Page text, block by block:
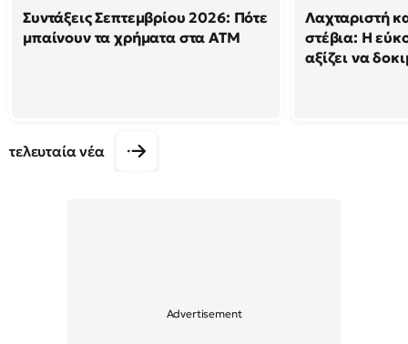
Συντάξεις Σεπτεμβρίου 2026: Πότε
μπαίνουν τα χρήματα στα ΑΤΜ
Λαχταριστή
στέβια: Η
αξίζει να
τελευταία νέα